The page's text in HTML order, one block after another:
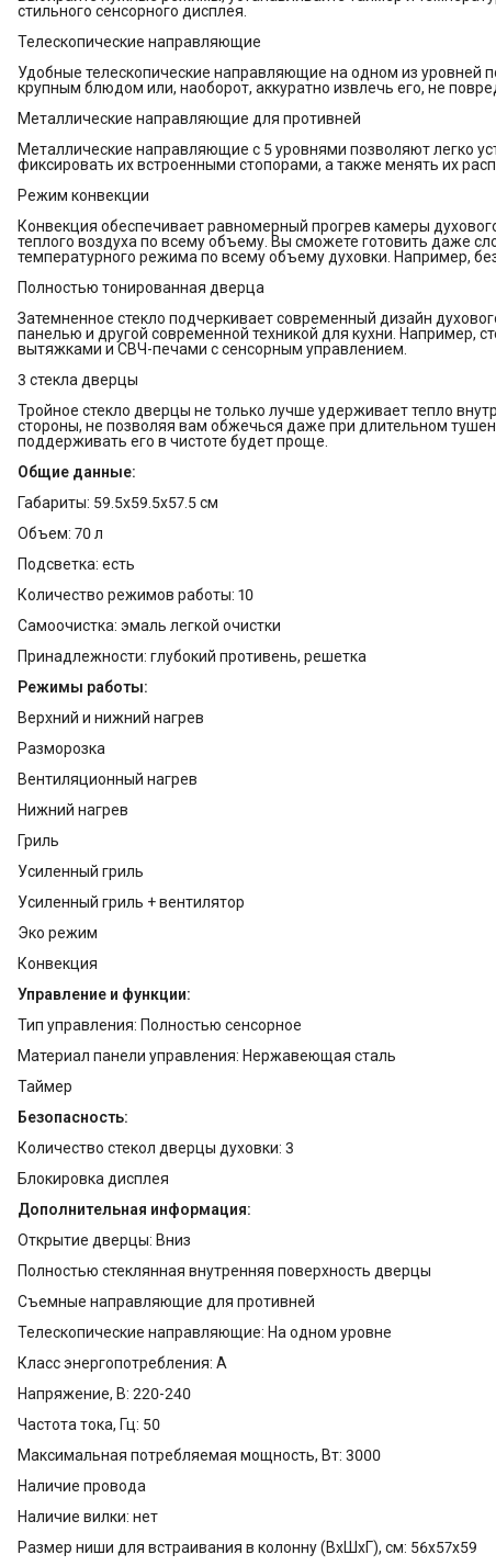
стильного сенсорного дисплея.
Телескопические направляющие
Удобные телескопические направляющие на одном из уровней
крупным блюдом или, наоборот, аккуратно извлечь его, не
Металлические направляющие для противней
Металлические направляющие с 5 уровнями позволяют легко
фиксировать их встроенными стопорами, а также менять их
Режим конвекции
Конвекция обеспечивает равномерный прогрев камеры
теплого воздуха по всему объему. Вы сможете готовить даже
температурного режима по всему объему духовки. Например,
Полностью тонированная дверца
Затемненное стекло подчеркивает современный дизайн
панелью и другой современной техникой для кухни. Например,
вытяжками и СВЧ-печами с сенсорным управлением.
3 стекла дверцы
Тройное стекло дверцы не только лучше удерживает тепло
стороны, не позволяя вам обжечься даже при длительном
поддерживать его в чистоте будет проще.
Общие данные:
Габариты: 59.5х59.5x57.5 см
Объем: 70 л
Подсветка: есть
Количество режимов работы: 10
Самоочистка: эмаль легкой очистки
Принадлежности: глубокий противень, решетка
Режимы работы:
Верхний и нижний нагрев
Разморозка
Вентиляционный нагрев
Нижний нагрев
Гриль
Усиленный гриль
Усиленный гриль + вентилятор
Эко режим
Конвекция
Управление и функции:
Тип управления: Полностью сенсорное
Материал панели управления: Нержавеющая сталь
Таймер
Безопасность:
Количество стекол дверцы духовки: 3
Блокировка дисплея
Дополнительная информация:
Открытие дверцы: Вниз
Полностью стеклянная внутренняя поверхность дверцы
Съемные направляющие для противней
Телескопические направляющие: На одном уровне
Класс энергопотребления: A
Напряжение, В: 220-240
Частота тока, Гц: 50
Максимальная потребляемая мощность, Вт: 3000
Наличие провода
Наличие вилки: нет
Размер ниши для встраивания в колонну (ВхШхГ), см: 56x57x59